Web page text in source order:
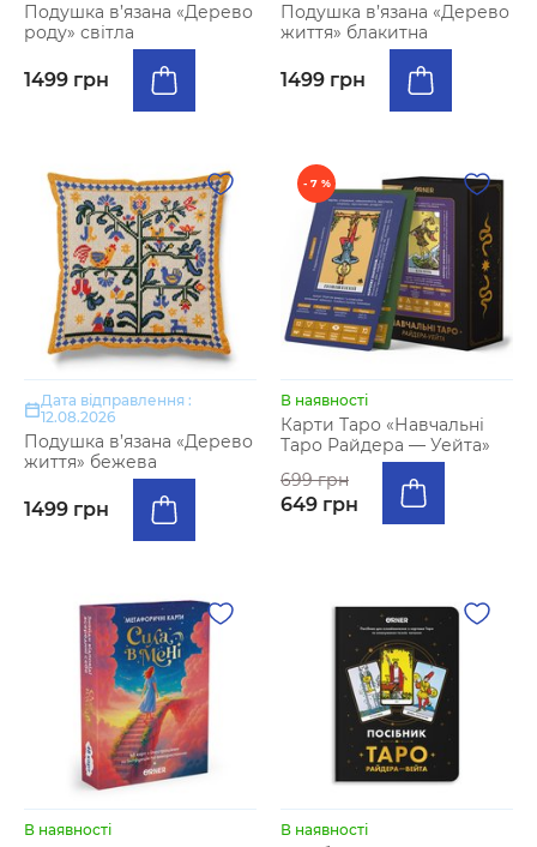
Подушка в’язана «Дерево
роду» світла
1499 грн
Подушка в’язана «Дерево
життя» блакитна
1499 грн
Дата відправлення :
12.08.2026
Подушка в’язана «Дерево
життя» бежева
1499 грн
- 7 %
В наявності
Карти Таро «Навчальні
Таро Райдера — Уейта»
699 грн
649 грн
В наявності В наявності